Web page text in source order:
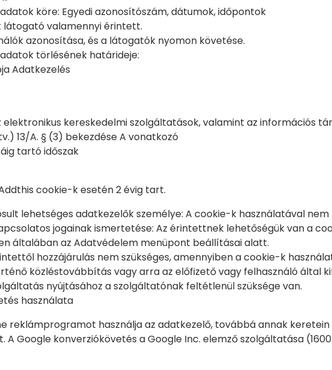
köre: Egyedi azonosítószám, dátumok, időpontok
valamennyi érintett.
azonosítása, és a látogatók nyomon követése.
törlésének határideje:
Adatkezelés
elektronikus kereskedelmi szolgáltatások, valamint az információs
13/A. § (3) bekezdése A vonatkozó
tartó időszak
cookie-k esetén 2 évig tart.
lehetséges adatkezelők személye: A cookie-k használatával
jogainak ismertetése: Az érintettnek lehetőségük van a
általában az Adatvédelem menüpont beállításai alatt.
hozzájárulás nem szükséges, amennyiben a cookie-k
közléstovábbítás vagy arra az előfizető vagy felhasználó által
nyújtásához a szolgáltatónak feltétlenül szüksége van.
használata
reklámprogramot használja az adatkezelő, továbbá annak
Google konverziókövetés a Google Inc. elemző szolgáltatása